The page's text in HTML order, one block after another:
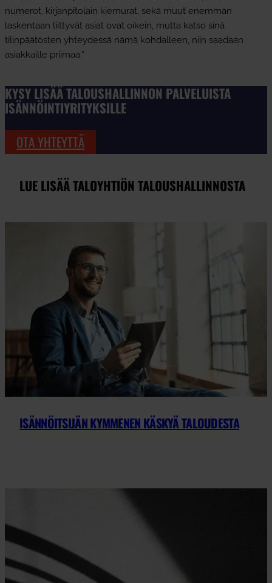
numerot, kirjanpitolain kiemurat, sekä muut enemmän
laskentaan liittyvät asiat ovat oikein, mutta katso sinä
tilinpäätösten yhteydessä nämä kohdalleen, niin saadaan
asiakkaille priimaa.”
KYSY LISÄÄ TALOUSHALLINNON PALVELUISTA
ISÄNNÖINTIYRITYKSILLE
OTA YHTEYTTÄ
LUE LISÄÄ TALOYHTIÖN TALOUSHALLINNOSTA
ISÄNNÖITSIJÄN KYMMENEN KÄSKYÄ TALOUDESTA